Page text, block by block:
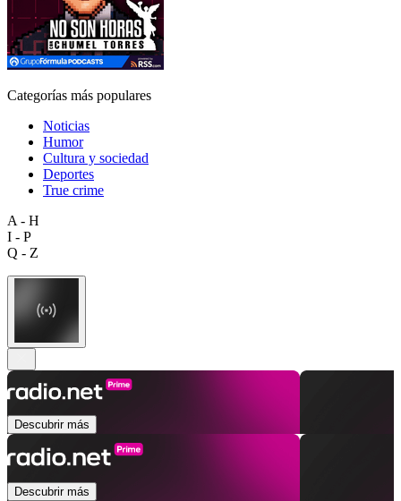
Categorías más populares
Noticias
Humor
Cultura y sociedad
Deportes
True crime
A - H
I - P
Q - Z
Descubrir más
Descubrir más